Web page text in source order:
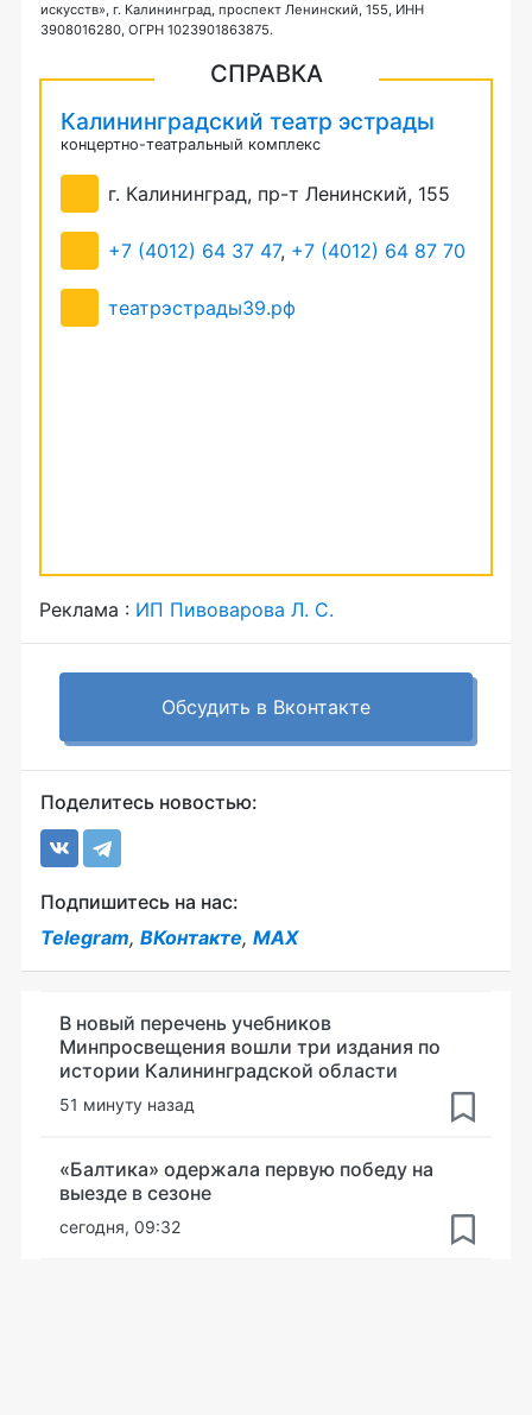
искусств», г. Калининград, проспект Ленинский, 155, ИНН
3908016280, ОГРН 1023901863875.
СПРАВКА
Калининградский театр эстрады
концертно-театральный комплекс
г. Калининград, пр-т Ленинский, 155
+7 (4012) 64 37 47, +7 (4012) 64 87 70
театрэстрады39.рф
Реклама : ИП Пивоварова Л. С.
Обсудить в Вконтакте
Поделитесь новостью:
Подпишитесь на нас:
Telegram, ВКонтакте, MAX
В новый перечень учебников
Минпросвещения вошли три издания по
истории Калининградской области
51 минуту назад
«Балтика» одержала первую победу на
выезде в сезоне
сегодня, 09:32